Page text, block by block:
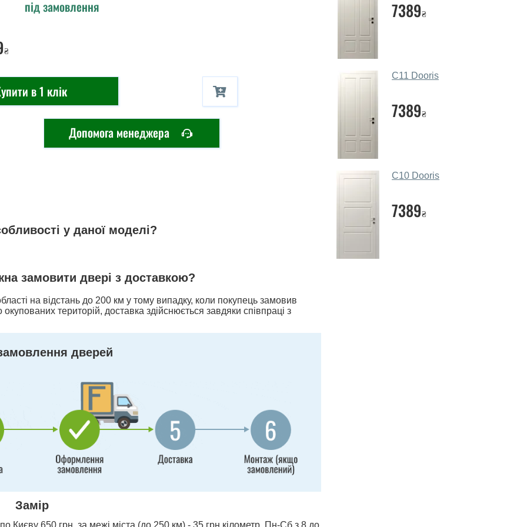
під замовлення
₴
в 1 клік
Допомога менеджера
у даної моделі?
замовити двері з доставкою?
на відстань до 200 км у тому випадку, коли покупець замовив
територій, доставка здійснюється завдяки співпраці з
дверей
Замір
Києву 650 грн, за межі міста (до 250 км) - 35 грн кілометр, Пн-Сб з 8 до
7389₴
C11 Dooris
7389₴
C10 Dooris
7389₴